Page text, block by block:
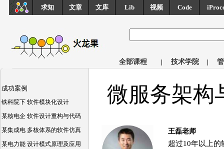
求知 文章 文库 Lib 视频 Code
全部课程 | 技术学院 |
成功案例
铁科院下 软件模块化设计
某核电企 软件设计重构与代码
某集成电 多核体系的软件仿真
某电力能 设计模式原理及应用
微服务架构
王磊老师
超过10年以上的